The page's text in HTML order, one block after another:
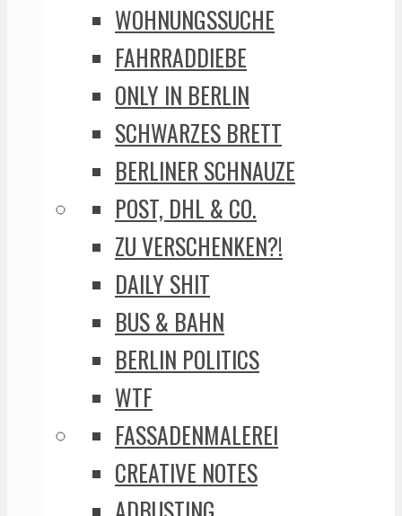
WOHNUNGSSUCHE
FAHRRADDIEBE
ONLY IN BERLIN
SCHWARZES BRETT
BERLINER SCHNAUZE
POST, DHL & CO.
ZU VERSCHENKEN?!
DAILY SHIT
BUS & BAHN
BERLIN POLITICS
WTF
FASSADENMALEREI
CREATIVE NOTES